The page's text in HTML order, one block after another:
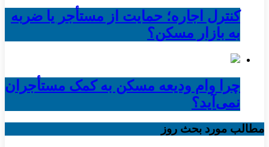
کنترل اجاره؛ حمایت از مستأجر یا ضربه
به بازار مسکن؟
چرا وام ودیعه مسکن به کمک مستأجران
نمی‌آید؟
مطالب مورد بحث روز